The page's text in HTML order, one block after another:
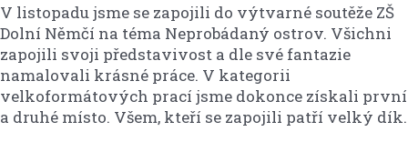
V listopadu jsme se zapojili do výtvarné soutěže ZŠ
Dolní Němčí na téma Neprobádaný ostrov. Všichni
zapojili svoji představivost a dle své fantazie
namalovali krásné práce. V kategorii
velkoformátových prací jsme dokonce získali první
a druhé místo. Všem, kteří se zapojili patří velký dík.